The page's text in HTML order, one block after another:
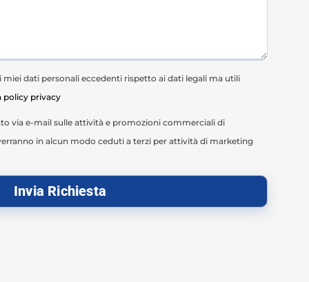
dati personali eccedenti rispetto ai dati legali ma utili
policy privacy
via e-mail sulle attività e promozioni commerciali di
in alcun modo ceduti a terzi per attività di marketing
Invia Richiesta